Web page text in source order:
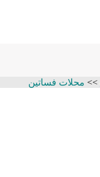
>> محلات فساتين